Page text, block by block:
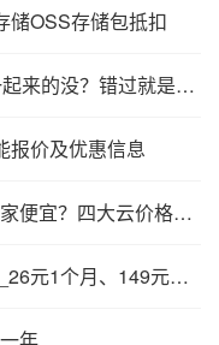
储OSS存储包抵扣
V友们：阿里云服务器拼团还有一起来的没？错过就是一年
报价及优惠信息
云服务器618优惠2核4G服务器哪家便宜？四大云价格对比
阿里云4核16G服务器优惠价格表_26元1个月、149元半年
年